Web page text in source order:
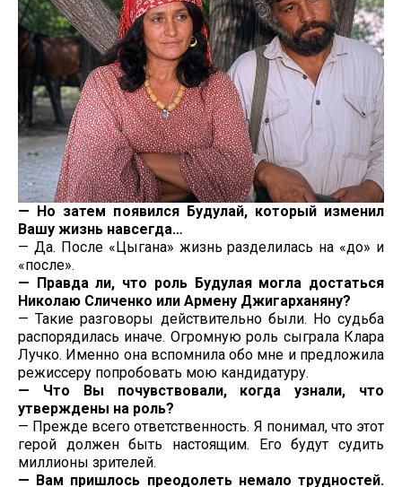
— Но затем появился Будулай, который изменил
Вашу жизнь навсегда…
— Да. После «Цыгана» жизнь разделилась на «до» и
«после».
— Правда ли, что роль Будулая могла достаться
Николаю Сличенко или Армену Джигарханяну?
— Такие разговоры действительно были. Но судьба
распорядилась иначе. Огромную роль сыграла Клара
Лучко. Именно она вспомнила обо мне и предложила
режиссеру попробовать мою кандидатуру.
— Что Вы почувствовали, когда узнали, что
утверждены на роль?
— Прежде всего ответственность. Я понимал, что этот
герой должен быть настоящим. Его будут судить
миллионы зрителей.
— Вам пришлось преодолеть немало трудностей.